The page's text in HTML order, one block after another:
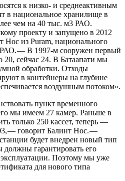
к низко- и среднеактивным
в национальное хранилище в
чем на 40 тыс. м3 РАО.
проекту и запущено в 2012
Нос из Puram, национального
— В 1997-м сооружен первый
20, сейчас 24. В Батаапати мы
обработки. Отходы
в контейнеры на глубине
воздушным потоком».
пункт временного
мы имеем 27 камер. Раньше в
только 250 кассет, теперь —
— говорит Балинт Нос. —
будет внедрен новый тип
гарантировать его
эксплуатации. Поэтому мы уже
для нового типа